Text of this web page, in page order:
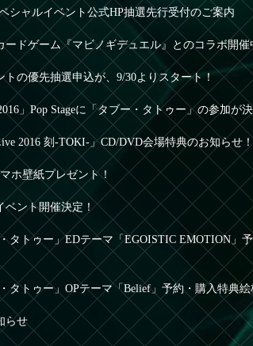
シャルイベント公式HP抽選先行受付のご案内
ードゲーム『マビノギデュエル』とのコラボ開催
の優先抽選申込が、9/30よりスタート！
」Pop Stageに「タブー・タトゥー」の参加が
2016 刻-TOKI-」CD/DVD会場特典のお知らせ
ホ壁紙プレゼント！
ベント開催決定！
タトゥー」EDテーマ「EGOISTIC EMOTION」
タトゥー」OPテーマ「Belief」予約・購入特典
らせ